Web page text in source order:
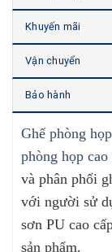
Khuyến mãi
Vận chuyển
Bảo hành
Ghế phòng
phòng họp cao
và phân phối
với người sử
sơn PU cao
sản phẩm.